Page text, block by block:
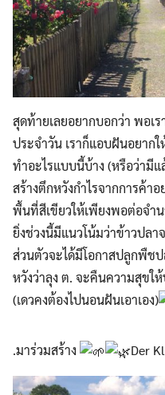
สุดท้ายเลยอยากบอกว่า พอเ
ประจำวัน เราก็แอบฝันอยาก
ทำอะไรแบบนี้บ้าง (หรือว่ามีแ
สร้างตึกหวังกำไรจากการค้า
พื้นที่สีเขียวให้เพียงพอต่อจำ
ยิ่งช่วงนี้มีแนวโน้มว่าข้าวปล
ส่วนตัวจะได้มีโอกาสปลูกพืชป
หวังว่าลุง ต. จะคืนความสุขใ
(เดวคงต้องไปนอนฝันเอาเอง)
.มาร่วมสร้าง Der